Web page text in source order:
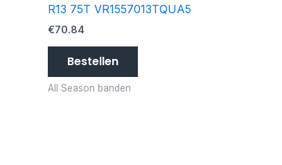
R13 75T VR1557013TQUA5
€70.84
Bestellen
All Season banden